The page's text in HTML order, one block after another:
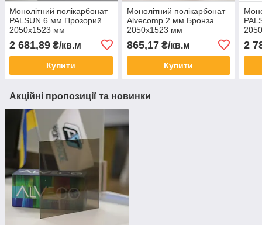
Монолітний полікарбонат
PALSUN 6 мм Прозорий
2050x1523 мм
2 681,89 ₴/кв.м
Купити
Монолітний полікарбонат
Alvecomp 2 мм Бронза
2050x1523 мм
865,17₴/кв.м
Купити
2
Акційні пропозиції та новинки